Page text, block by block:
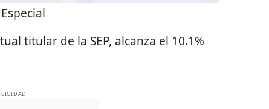
Especial
titular de la SEP, alcanza el 10.1%